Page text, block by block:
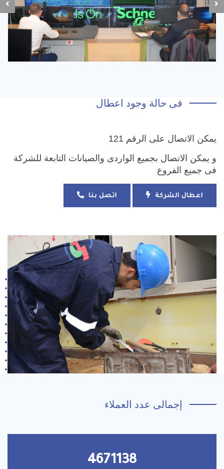
فى حالة وجود اعطال
يمكن الاتصال على الرقم 121
و يمكن الاتصال بجميع الواردى والصيانات التابعة للشركة
فى جميع الفروع
اعطال الشركة اتصل بنا
إجمالى عدد العملاء
4671138